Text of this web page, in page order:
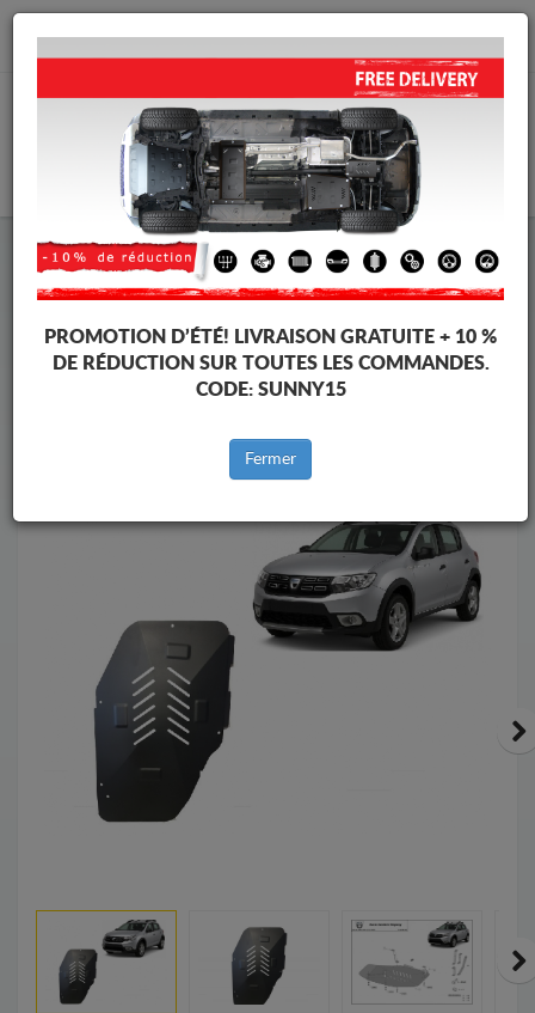
info@cachesousmoteur.fr
Cache Sous Moteur Dacia
Cache Sous Moteur Dacia Sandero II
Marques
PROMOTION D’ÉTÉ! LIVRAISON GRATUITE + 10 %
DE RÉDUCTION SUR TOUTES LES COMMANDES.
CODE: SUNNY15
Fermer